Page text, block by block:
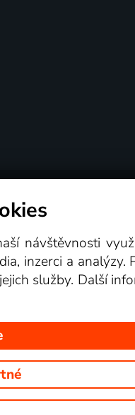
TV stanic, které
návštěvnosti
inzerci a
služby. Další